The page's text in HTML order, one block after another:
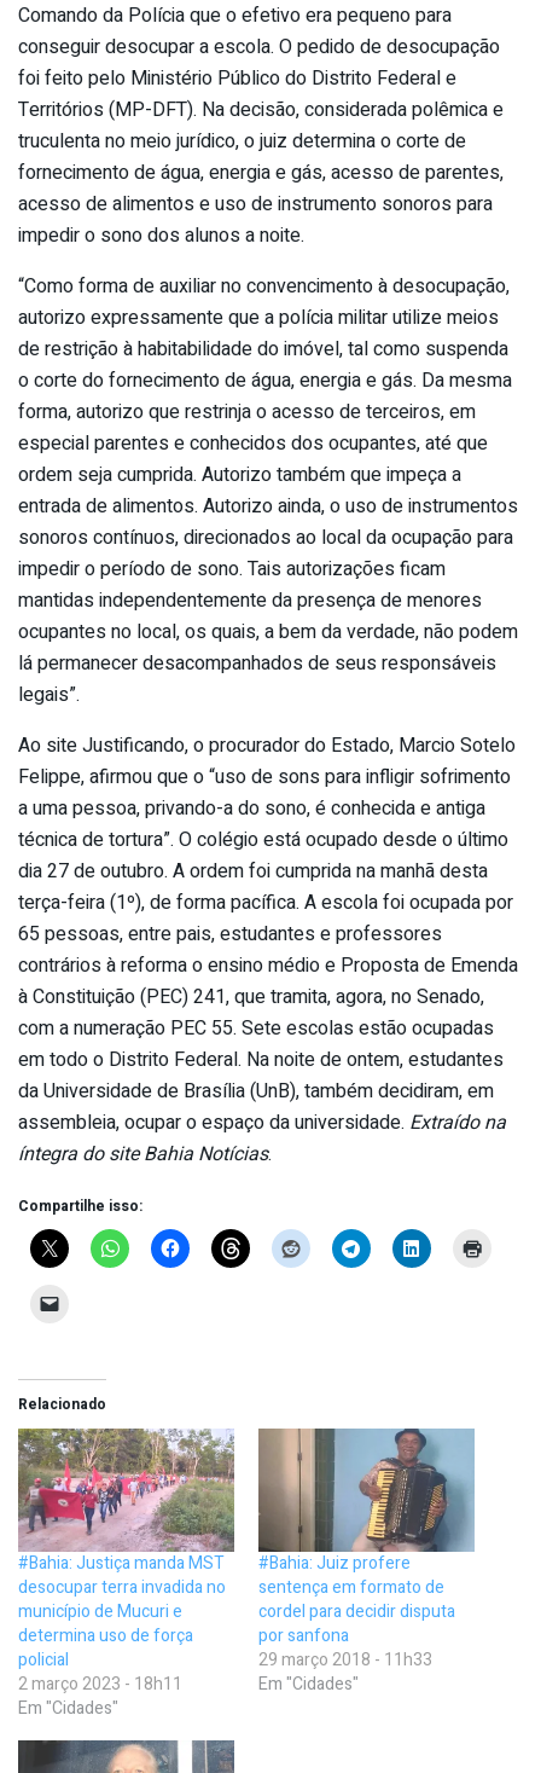
Comando da Polícia que o efetivo era pequeno para
conseguir desocupar a escola. O pedido de desocupação
foi feito pelo Ministério Público do Distrito Federal e
Territórios (MP-DFT). Na decisão, considerada polêmica e
truculenta no meio jurídico, o juiz determina o corte de
fornecimento de água, energia e gás, acesso de parentes,
acesso de alimentos e uso de instrumento sonoros para
impedir o sono dos alunos a noite.
“Como forma de auxiliar no convencimento à desocupação,
autorizo expressamente que a polícia militar utilize meios
de restrição à habitabilidade do imóvel, tal como suspenda
o corte do fornecimento de água, energia e gás. Da mesma
forma, autorizo que restrinja o acesso de terceiros, em
especial parentes e conhecidos dos ocupantes, até que
ordem seja cumprida. Autorizo também que impeça a
entrada de alimentos. Autorizo ainda, o uso de instrumentos
sonoros contínuos, direcionados ao local da ocupação para
impedir o período de sono. Tais autorizações ficam
mantidas independentemente da presença de menores
ocupantes no local, os quais, a bem da verdade, não podem
lá permanecer desacompanhados de seus responsáveis
legais”.
Ao site Justificando, o procurador do Estado, Marcio Sotelo
Felippe, afirmou que o “uso de sons para infligir sofrimento
a uma pessoa, privando-a do sono, é conhecida e antiga
técnica de tortura”. O colégio está ocupado desde o último
dia 27 de outubro. A ordem foi cumprida na manhã desta
terça-feira (1º), de forma pacífica. A escola foi ocupada por
65 pessoas, entre pais, estudantes e professores
contrários à reforma o ensino médio e Proposta de Emenda
à Constituição (PEC) 241, que tramita, agora, no Senado,
com a numeração PEC 55. Sete escolas estão ocupadas
em todo o Distrito Federal. Na noite de ontem, estudantes
da Universidade de Brasília (UnB), também decidiram, em
assembleia, ocupar o espaço da universidade. Extraído na
íntegra do site Bahia Notícias.
Compartilhe isso:
Relacionado
#Bahia: Justiça manda MST
desocupar terra invadida no
município de Mucuri e
determina uso de força
policial
2 março 2023 - 18h11
Em "Cidades"
#Bahia: Juiz profere
sentença em formato de
cordel para decidir disputa
por sanfona
29 março 2018 - 11h33
Em "Cidades"